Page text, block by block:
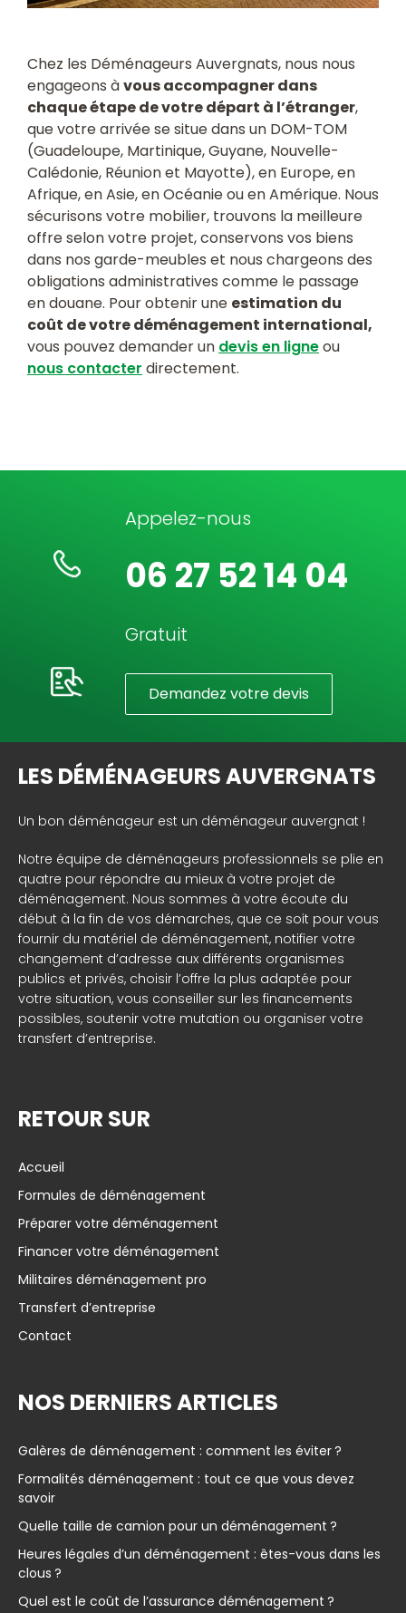
Chez les Déménageurs Auvergnats, nous nous
engageons àvous accompagner dans
chaque étape de votre départ à l’étranger,
que votre arrivée se situe dans un DOM-TOM
(Guadeloupe, Martinique, Guyane, Nouvelle-
Calédonie, Réunion et Mayotte), en Europe, en
Afrique, en Asie, en Océanie ou en Amérique. Nous
sécurisons votre mobilier, trouvons la meilleure
offre selon votre projet, conservons vos biens
dans nos garde-meubles et nous chargeons des
obligations administratives comme le passage
en douane. Pour obtenir une estimation du
coût de votre déménagement international,
vous pouvez demander un devis en ligneou
nous contacter directement.
Appelez-nous
06 27 52 14 04
Gratuit
Demandez votre devis
LES DÉMÉNAGEURS AUVERGNATS
Un bon déménageur est un déménageur auvergnat !
Notre équipe de déménageurs professionnels se plie en
quatre pour répondre au mieux à votre projet de
déménagement. Nous sommes à votre écoute du
début à la fin de vos démarches, que ce soit pour vous
fournir du matériel de déménagement, notifier votre
changement d’adresse aux différents organismes
publics et privés, choisir l’offre la plus adaptée pour
votre situation, vous conseiller sur les financements
possibles, soutenir votre mutation ou organiser votre
transfert d’entreprise.
RETOUR SUR
Accueil
Formules de déménagement
Préparer votre déménagement
Financer votre déménagement
Militaires déménagement pro
Transfert d’entreprise
Contact
NOS DERNIERS ARTICLES
Galères de déménagement : comment les éviter ?
Formalités déménagement : tout ce que vous devez
savoir
Quelle taille de camion pour un déménagement ?
Heures légales d’un déménagement : êtes-vous dans les
clous ?
Quel est le coût de l’assurance déménagement ?